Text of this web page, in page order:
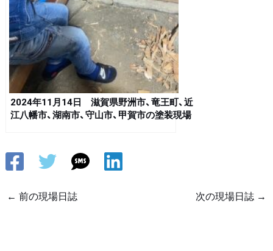
2024年11月14日 滋賀県野洲市、竜王町、近
江八幡市、湖南市、守山市、甲賀市の塗装現場
← 前の現場日誌 次の現場日誌 →